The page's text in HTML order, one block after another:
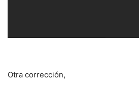
Otra corrección,